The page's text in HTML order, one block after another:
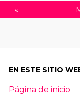
«
EN ESTE SITIO
Página de inicio